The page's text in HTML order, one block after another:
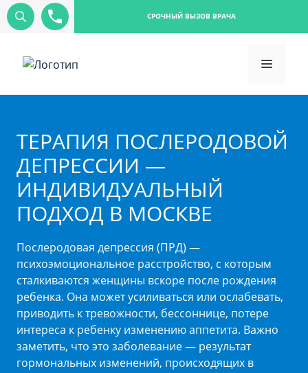
СРОЧНЫЙ ВЫЗОВ ВРАЧА
ТЕРАПИЯ ПОСЛЕРОДОВОЙ
ДЕПРЕССИИ —
ИНДИВИДУАЛЬНЫЙ
ПОДХОД В МОСКВЕ
Послеродовая депрессия (ПРД) —
психоэмоциональное расстройство, с которым
сталкиваются женщины вскоре после рождения
ребенка. Она может усиливаться или ослабевать,
приводить к тревожности, бессоннице, потере
интереса к ребенку изменению аппетита. Важно
заметить, что это заболевание — результат
гормональных изменений, происходящих в